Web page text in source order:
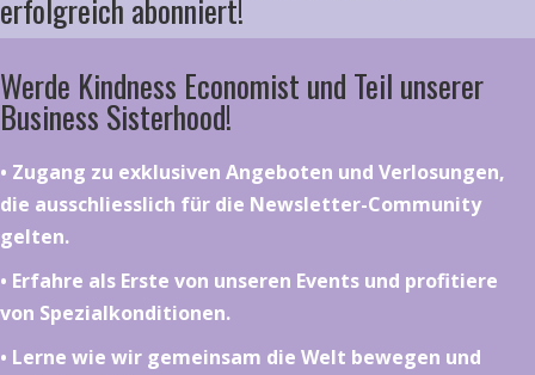
erfolgreich abonniert!
Werde Kindness Economist und Teil unserer
Business Sisterhood!
•⁠ ⁠⁠Zugang zu exklusiven Angeboten und Verlosungen,
die ausschliesslich für die Newsletter-Community
gelten.
•⁠ ⁠⁠Erfahre als Erste von unseren Events und profitiere
von Spezialkonditionen.
•⁠ ⁠⁠Lerne wie wir gemeinsam die Welt bewegen und